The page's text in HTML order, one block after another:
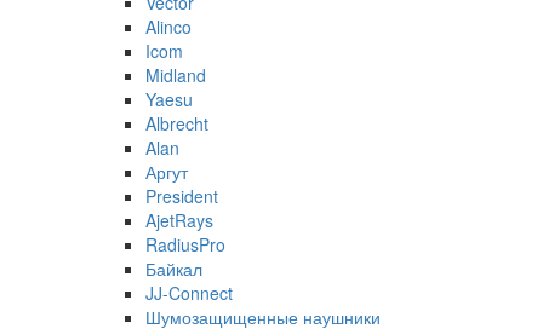
Alinco
Icom
Midland
Yaesu
Albrecht
Alan
Аргут
President
AjetRays
RadiusPro
Байкал
JJ-Connect
Шумозащищенные наушники